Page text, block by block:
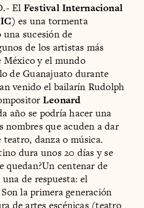
El Festival Internacional
es una tormenta
sucesión de
de los artistas más
México y el mundo
de Guanajuato durante
venido el bailarín Rudolph
Leonard
año se podría hacer una
nombres que acuden a dar
danza o música.
dura unos 20 días y se
quedan?Un centenar de
de respuesta: el
la primera generación
de artes escénicas (teatro